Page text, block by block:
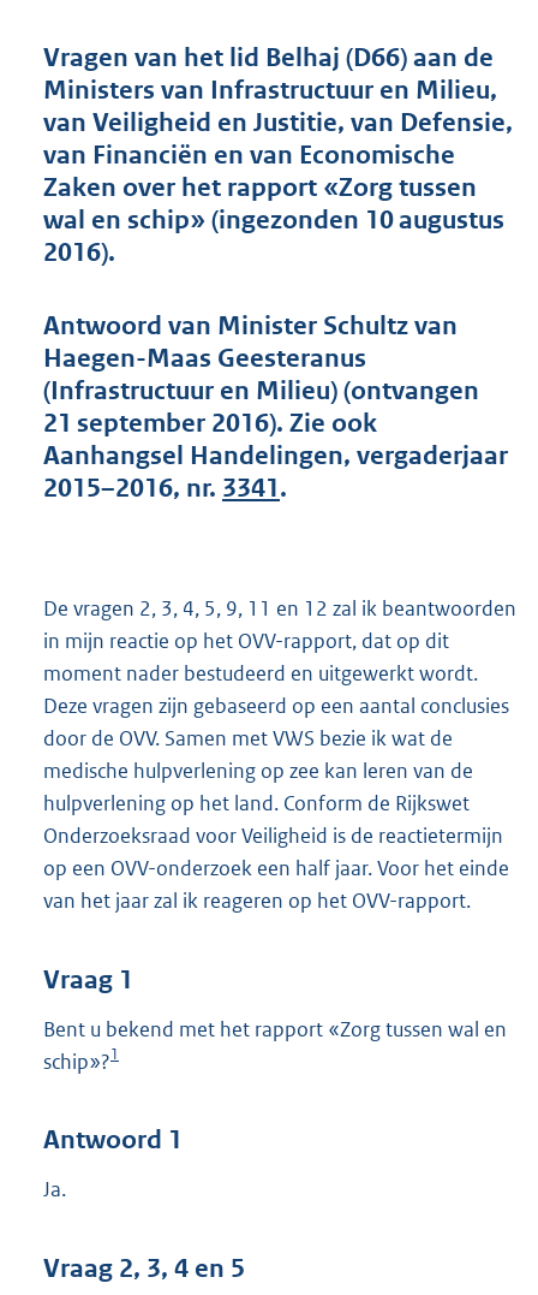
d
s
g
r
o
t
4
5
b
Vragen van het lid Belhaj (D66) aan de
Ministers van Infrastructuur en Milieu,
van Veiligheid en Justitie, van Defensie,
van Financiën en van Economische
Zaken over het rapport «Zorg tussen
wal en schip» (ingezonden 10 augustus
2016).
Antwoord van Minister Schultz van
Haegen-Maas Geesteranus
(Infrastructuur en Milieu) (ontvangen
21 september 2016). Zie ook
Aanhangsel Handelingen, vergaderjaar
2015–2016, nr. 3341.
De vragen 2, 3, 4, 5, 9, 11 en 12 zal ik beantwoorden
in mijn reactie op het OVV-rapport, dat op dit
moment nader bestudeerd en uitgewerkt wordt.
Deze vragen zijn gebaseerd op een aantal conclusies
door de OVV. Samen met VWS bezie ik wat de
medische hulpverlening op zee kan leren van de
hulpverlening op het land. Conform de Rijkswet
Onderzoeksraad voor Veiligheid is de reactietermijn
op een OVV-onderzoek een half jaar. Voor het einde
van het jaar zal ik reageren op het OVV-rapport.
Vraag 1
Bent u bekend met het rapport «Zorg tussen wal en
schip»?1
Antwoord 1
Ja.
Vraag 2, 3, 4 en 5